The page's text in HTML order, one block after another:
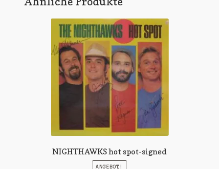
NIGHTHAWKS hot spot-signed
ANGEBOT!